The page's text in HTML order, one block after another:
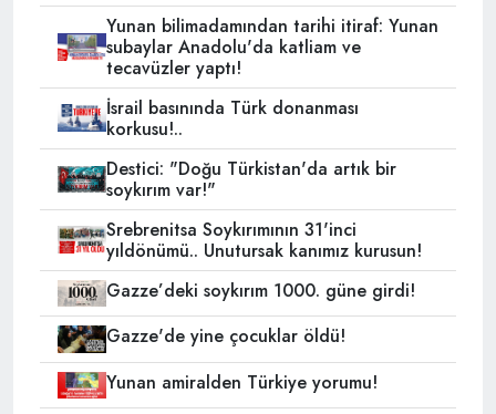
Yunan bilimadamından tarihi itiraf: Yunan
subaylar Anadolu'da katliam ve
tecavüzler yaptı!
İsrail basınında Türk donanması
korkusu!..
Destici: "Doğu Türkistan'da artık bir
soykırım var!"
Srebrenitsa Soykırımının 31'inci
yıldönümü.. Unutursak kanımız kurusun!
Gazze’deki soykırım 1000. güne girdi!
Gazze'de yine çocuklar öldü!
Yunan amiralden Türkiye yorumu!